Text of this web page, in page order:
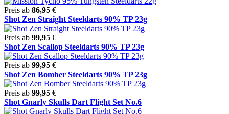
Preis ab 86,95 €
Shot Zen Straight Steeldarts 90% TP 23g
Preis ab 99,95 €
Shot Zen Scallop Steeldarts 90% TP 23g
Preis ab 99,95 €
Shot Zen Bomber Steeldarts 90% TP 23g
Preis ab 99,95 €
Shot Gnarly Skulls Dart Flight Set No.6